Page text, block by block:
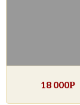
18 000Р